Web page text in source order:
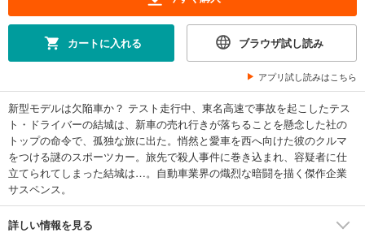
カートに入れる ブラウザ試し読み
アプリ試し読みはこちら
新型モデルは欠陥車か？ テスト走行中、東名高速で事故を起こしたテス
ト・ドライバーの結城は、新車の売れ行きが落ちることを懸念した社の
トップの命令で、孤独な旅に出た。悄然と愛車を西へ向けた彼のクルマ
をつける謎のスポーツカー。旅先で殺人事件に巻き込まれ、容疑者に仕
立てられてしまった結城は…。自動車業界の熾烈な暗闘を描く傑作企業
サスペンス。
詳しい情報を見る